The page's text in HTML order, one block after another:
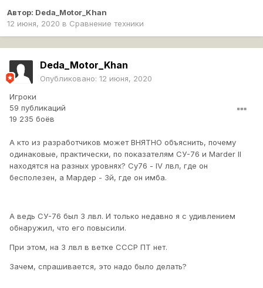
Автор: Deda_Motor_Khan
12 июня, 2020 в Сравнение техники
Deda_Motor_Khan
Опубликовано: 12 июня, 2020
Игроки
59 публикаций
19 235 боёв
А кто из разработчиков может ВНЯТНО объяснить, почему
одинаковые, практически, по показателям СУ-76 и Marder II
находятся на разных уровнях? Су76 - IV лвл, где он
бесполезен, а Мардер - 3й, где он имба.
А ведь СУ-76 был 3 лвл. И только недавно я с удивлением
обнаружил, что его повысили.
При этом, на 3 лвл в ветке СССР ПТ нет.
Зачем, спрашивается, это надо было делать?